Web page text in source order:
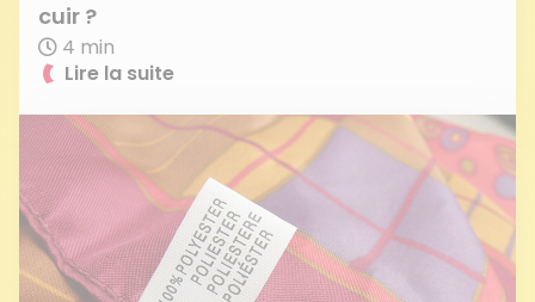
cuir ?
4 min
Lire la suite